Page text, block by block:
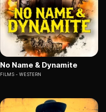
No Name & Dynamite
FILMS WESTERN